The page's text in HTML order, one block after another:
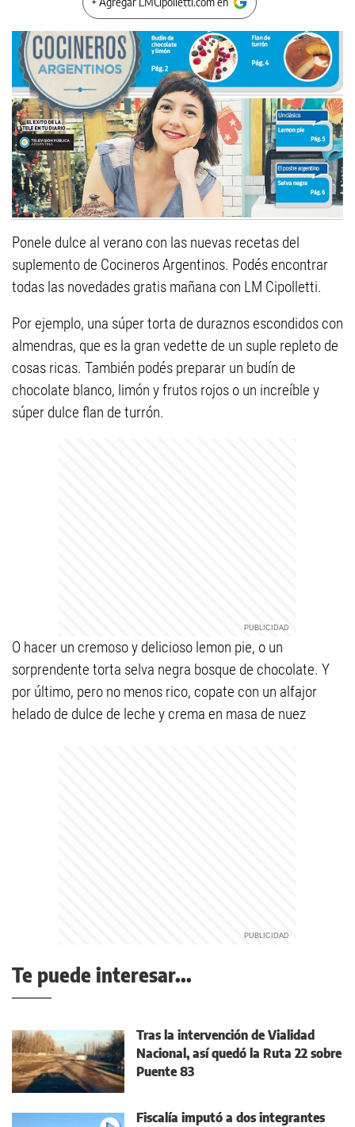
Ponele dulce al verano con las nuevas recetas del
suplemento de Cocineros Argentinos. Podés encontrar
todas las novedades gratis mañana con LM Cipolletti.
Por ejemplo, una súper torta de duraznos escondidos con
almendras, que es la gran vedette de un suple repleto de
cosas ricas. También podés preparar un budín de
chocolate blanco, limón y frutos rojos o un increíble y
súper dulce flan de turrón.
O hacer un cremoso y delicioso lemon pie, o un
sorprendente torta selva negra bosque de chocolate. Y
por último, pero no menos rico, copate con un alfajor
helado de dulce de leche y crema en masa de nuez
Te puede interesar...
Tras la intervención de Vialidad
Nacional, así quedó la Ruta 22 sobre
Puente 83
Fiscalía imputó a dos integrantes